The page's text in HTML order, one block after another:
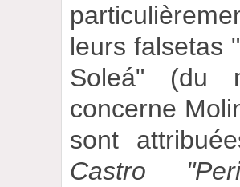
leurs falsetas
Soleá" (du
concerne
sont
Castro